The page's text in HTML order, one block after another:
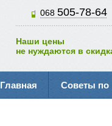
068 505-78-64
Наши цены
не нуждаются в
Главная Советы по